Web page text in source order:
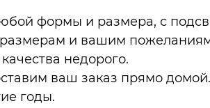
формы и размера, с
размерам и вашим
недорого.
ваш заказ прямо домой.
годы.